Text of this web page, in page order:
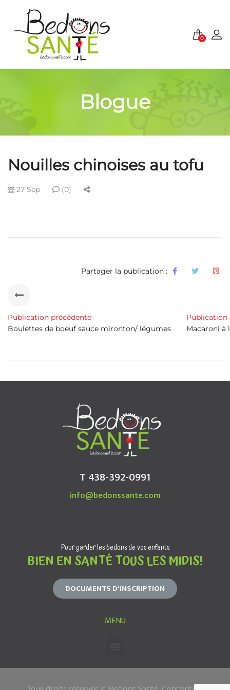
0
Blogue
Nouilles chinoises au tofu
27 Sep (0)
Partager la publication :
Publication précédente
Boulettes de boeuf sauce mironton/ légumes
Publication
Macaroni à
T 438-392-0991
info@bedonssante.com
Pour garder les bedons de vos enfants
BIEN EN SANTÉ TOUS LES MIDIS!
DOCUMENTS D'INSCRIPTION
MENU